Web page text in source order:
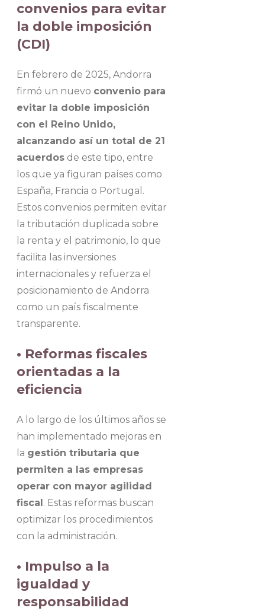
convenios para evitar
la doble imposición
(CDI)
En febrero de 2025, Andorra
firmó un nuevo convenio para
evitar la doble imposición
con el Reino Unido,
alcanzando así un total de 21
acuerdos de este tipo, entre
los que ya figuran países como
España, Francia o Portugal.
Estos convenios permiten evitar
la tributación duplicada sobre
la renta y el patrimonio, lo que
facilita las inversiones
internacionales y refuerza el
posicionamiento de Andorra
como un país fiscalmente
transparente.
• Reformas fiscales
orientadas a la
eficiencia
A lo largo de los últimos años se
han implementado mejoras en
la gestión tributaria que
permiten a las empresas
operar con mayor agilidad
fiscal . Estas reformas buscan
optimizar los procedimientos
con la administración.
• Impulso a la
igualdad y
responsabilidad